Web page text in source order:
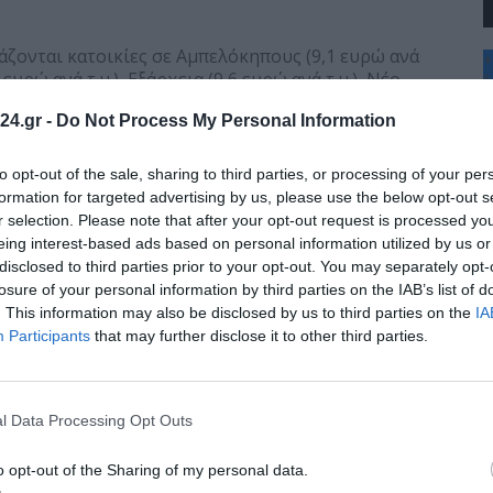
- Do Not Process My Personal Information
opt-out of the sale, sharing to third parties, or processing of your
for targeted advertising by us, please use the below opt-out
selection. Please note that after your opt-out request is processed
interest-based ads based on personal information utilized by us
to third parties prior to your opt-out. You may separately
of your personal information by third parties on the IAB’s list of
This information may also be disclosed by us to third parties on the
Participants that may further disclose it to other third parties.
Data Processing Opt Outs
opt-out of the Sharing of my personal data.
κατοικίες σε Αμπελόκηπους (9,1 ευρώ ανά
ανά τ.μ.), Εξάρχεια (9,6 ευρώ ανά τ.μ.), Νέο
ανά τ.μ.) και Λυκαβηττό (12 ευρώ ανά τ.μ.).
με μέσο όρο τα 10,7 ευρώ ανά τ.μ. και αύξηση
ενοικίασης κατοικιών καταγράφονται στην
ευρώ ανά τ.μ.), στη Νέα Σμύρνη (9,9 ευρώ ανά
11 ευρώ και πάνω καταγράφονται οι μέσες τιμές
τ.μ.), Βούλα, Βάρκιζα και Βάρη (12 ευρώ ανά τ.μ.).
ανέρχεται στα 10 ευρώ ανά τ.μ, με τις
(8 ευρώ ανά τ.μ.), στο Γαλάτσι (8,6 ευρώ ανά
Εκάλη (9 ευρώ ανά τ.μ.), στον Χολαργό (9,3 ευρώ
Μαρούσι (10 ευρώ ανά τ.μ.).
θα βρει κανείς κατοικία για ενοικίαση
(10,5 ευρώ ανά τ.μ.), στην Κηφισιά (10,7 ευρώ ανά
Ψυχικό και τη Φιλοθέη (12 ευρώ ανά τ.μ.).
+
°